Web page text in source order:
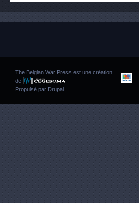
The Belgian War Press est une création
de
Propulsé par Drupal